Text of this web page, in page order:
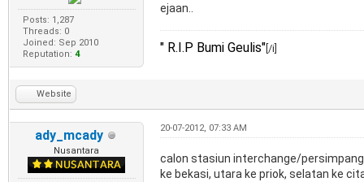
Posts: 1,287
Threads: 0
Joined: Sep 2010
Reputation: 4
ejaan..
" R.I.P Bumi Geulis" [/i]
Website
ady_mcady
Nusantara
20-07-2012, 07:33 AM
calon stasiun interchange/
ke bekasi, utara ke priok, selatan ke